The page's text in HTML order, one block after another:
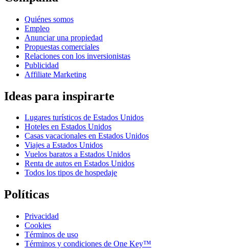
Quiénes somos
Empleo
Anunciar una propiedad
Propuestas comerciales
Relaciones con los inversionistas
Publicidad
Affiliate Marketing
Ideas para inspirarte
Lugares turísticos de Estados Unidos
Hoteles en Estados Unidos
Casas vacacionales en Estados Unidos
Viajes a Estados Unidos
Vuelos baratos a Estados Unidos
Renta de autos en Estados Unidos
Todos los tipos de hospedaje
Políticas
Privacidad
Cookies
Términos de uso
Términos y condiciones de One Key™